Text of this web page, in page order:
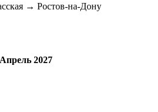
→ Ростов-на-Дону
Апрель 2027